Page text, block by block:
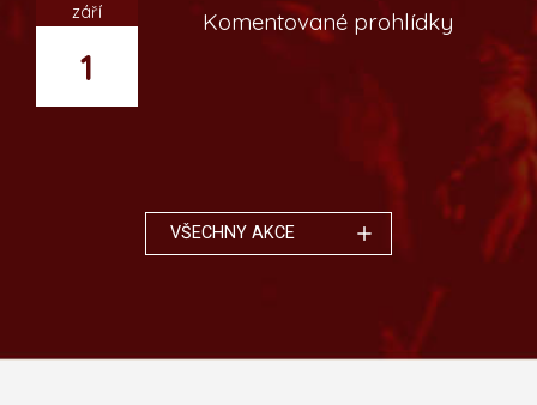
září
1
Komentované prohlídky
VŠECHNY AKCE